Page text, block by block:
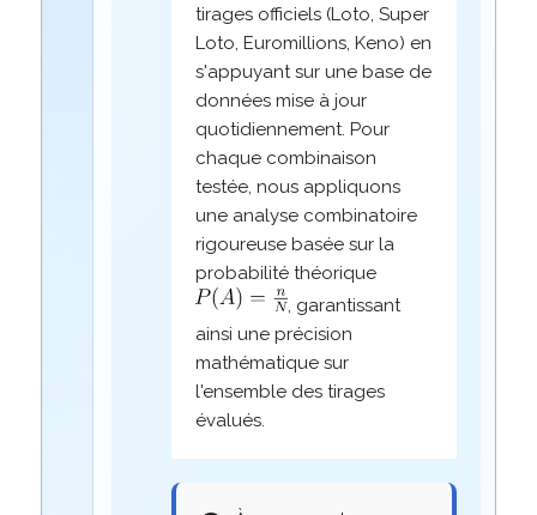
tirages officiels (Loto, Super
Loto, Euromillions, Keno) en
s'appuyant sur une base de
données mise à jour
quotidiennement. Pour
chaque combinaison
testée, nous appliquons
une analyse combinatoire
rigoureuse basée sur la
probabilité théorique
, garantissant
ainsi une précision
mathématique sur
l'ensemble des tirages
évalués.